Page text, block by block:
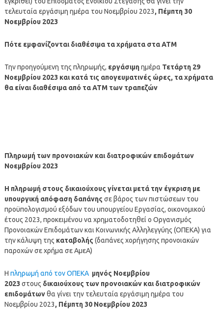
τελευταία εργάσιμη ημέρα του Νοεμβρίου 2023, Πέμπτη 30
Νοεμβρίου 2023
Πότε εμφανίζονται διαθέσιμα τα χρήματα στα ΑΤΜ
Την προηγούμενη της πληρωμής, εργάσιμηημέρα Τετάρτη 29
Νοεμβρίου2023 και κατά τις απογευματινές ώρες, τα χρήματα
θα είναι διαθέσιμα από τα ΑΤΜ των τραπεζών
Πληρωμή των προνοιακών και διατροφικών επιδομάτων
Νοεμβρίου 2023
Η πληρωμή στους δικαιούχους γίνεται μετά την έγκριση με
υπουργική απόφαση δαπάνης σε βάρος των πιστώσεων του
προϋπολογισμού εξόδων του υπουργείου Εργασίας, οικονομικού
έτους 2023, προκειμένου να χρηματοδοτηθεί ο Οργανισμός
Προνοιακών Επιδομάτων και Κοινωνικής Αλληλεγγύης (ΟΠΕΚΑ) για
την κάλυψη της καταβολής (δαπάνες χορήγησης προνοιακών
παροχών σε χρήμα σε ΑμεΑ)
Η πληρωμή από τον ΟΠΕΚΑμηνός Νοεμβρίου
2023 στους δικαιούχους των προνοιακών και διατροφικών
επιδομάτωνθα γίνει την τελευταία εργάσιμη ημέρα του
Νοεμβρίου 2023, Πέμπτη 30 Νοεμβρίου2023